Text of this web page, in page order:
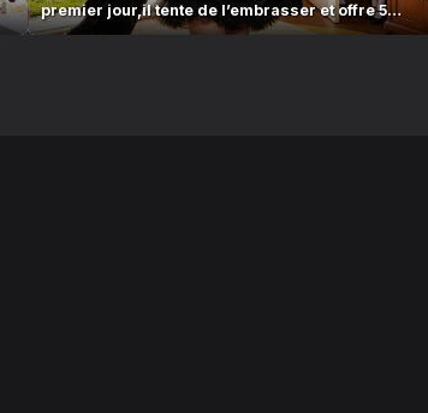
premier jour,il tente de l’embrasser et offre 5
millions